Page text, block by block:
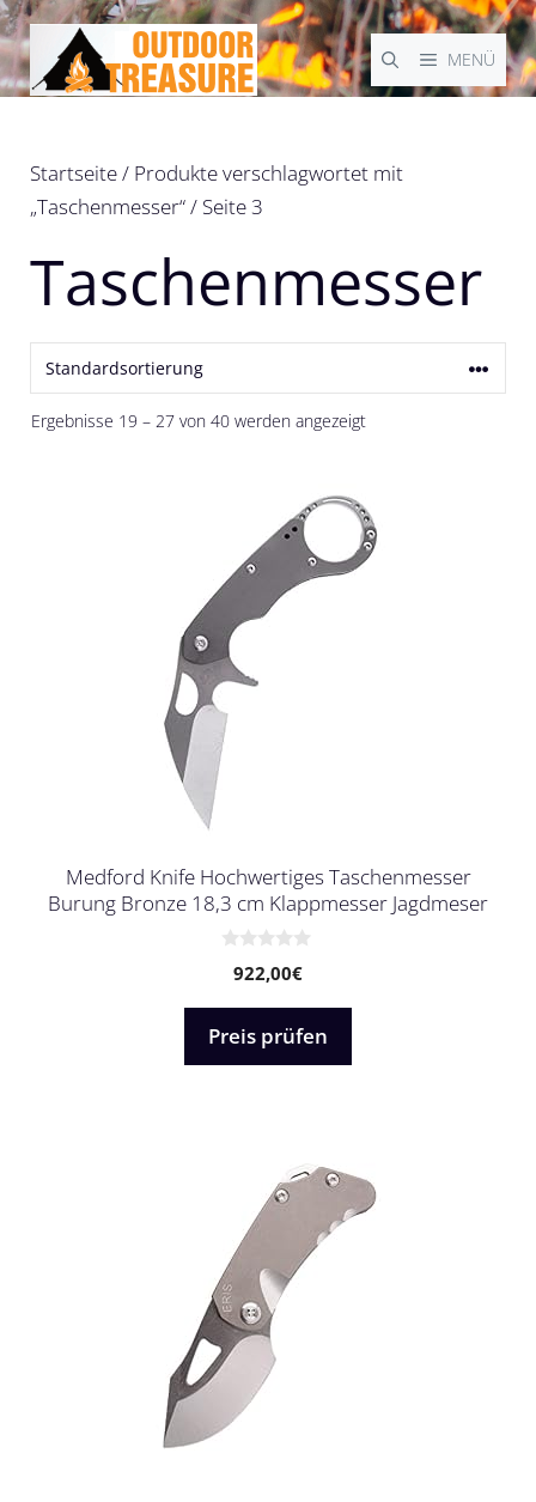
Zum
Inhalt
springen
MENÜ
Startseite/ Produkte verschlagwortet mit
„Taschenmesser“/ Seite 3
Taschenmesser
Ergebnisse 19 – 27 von 40 werden angezeigt
Medford Knife Hochwertiges Taschenmesser
Burung Bronze 18,3 cm Klappmesser Jagdmeser
n
5
922,00€
Preis prüfen